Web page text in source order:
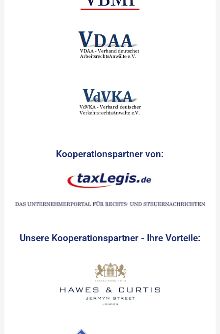
Kooperationspartner von:
Unsere Kooperationspartner - Ihre Vorteile: